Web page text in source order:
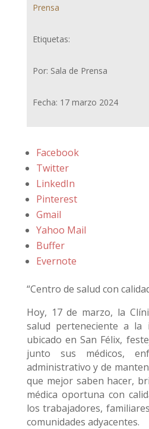
Prensa
Etiquetas:
Por: Sala de Prensa
Fecha: 17 marzo 2024
Facebook
Twitter
LinkedIn
Pinterest
Gmail
Yahoo Mail
Buffer
Evernote
“Centro de salud con
Hoy, 17 de marzo, la
salud perteneciente a la
ubicado en San Félix,
junto sus médicos,
administrativo y de
que mejor saben hacer,
médica oportuna con
los trabajadores,
comunidades adyacentes.